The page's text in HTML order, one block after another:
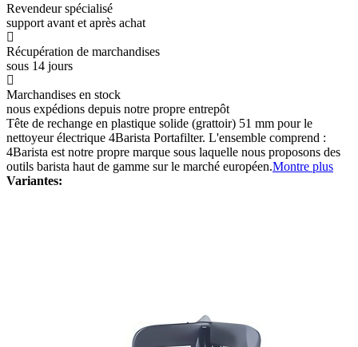
Revendeur spécialisé
support avant et après achat
Récupération de marchandises
sous 14 jours
Marchandises en stock
nous expédions depuis notre propre entrepôt
Tête de rechange en plastique solide (grattoir) 51 mm pour le
nettoyeur électrique 4Barista Portafilter. L'ensemble comprend :
4Barista est notre propre marque sous laquelle nous proposons des
outils barista haut de gamme sur le marché européen.Montre plus
Variantes: